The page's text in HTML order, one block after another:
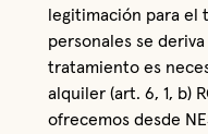
legitimación para el
personales se
tratamiento es
alquiler (art. 6, 1, b)
ofrecemos desde